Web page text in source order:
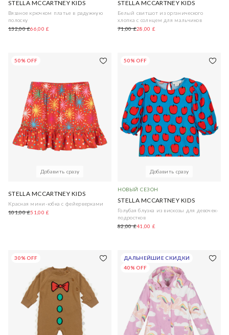
STELLA MCCARTNEY KIDS
Вязаное крючком платье в радужную
полоску
132,00 £66,00 £
STELLA MCCARTNEY KIDS
Белый свитшот из органического
хлопка с солнцем для мальчиков
71,00 £28,00 £
50% OFF
Добавить сразу
STELLA MCCARTNEY KIDS
Красная мини-юбка с фейерверками
101,00 £51,00 £
50% OFF
Добавить сразу
НОВЫЙ СЕЗОН
STELLA MCCARTNEY KIDS
Голубая блузка из вискозы для девочек-
подростков
82,00 £41,00 £
30% OFF
ДАЛЬНЕЙШИЕ СКИДКИ
40% OFF